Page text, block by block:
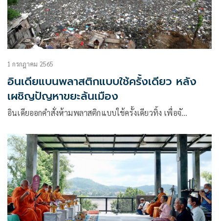
1 กรกฎาคม 2565
อินเดียแบนพลาสติกแบบใช้ครั้งเดียว หลัง
เผชิญปัญหาขยะล้นเมือง
อินเดียออกคำสั่งห้ามพลาสติกแบบใช้ครั้งเดียวทิ้ง เพื่อจั…